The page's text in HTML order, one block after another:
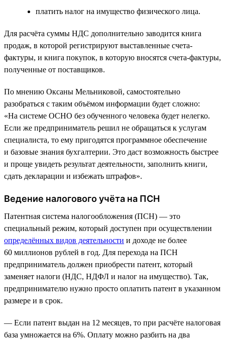
платить налог на имущество физического лица.
Для расчёта суммы НДС дополнительно заводится книга
продаж, в которой регистрируют выставленные счета-
фактуры, и книга покупок, в которую вносятся счета-фактуры,
полученные от поставщиков.
По мнению Оксаны Мельниковой, самостоятельно
разобраться с таким объёмом информации будет сложно:
«На системе ОСНО без обученного человека будет нелегко.
Если же предприниматель решил не обращаться к услугам
специалиста, то ему пригодятся программное обеспечение
и базовые знания бухгалтерии. Это даст возможность быстрее
и проще увидеть результат деятельности, заполнить книги,
сдать декларации и избежать штрафов».
Ведение налогового учёта на ПСН
Патентная система налогообложения (ПСН) — это
специальный режим, который доступен при осуществлении
определённых видов деятельности и доходе не более
60 миллионов рублей в год. Для перехода на ПСН
предприниматель должен приобрести патент, который
заменяет налоги (НДС, НДФЛ и налог на имущество). Так,
предпринимателю нужно просто оплатить патент в указанном
размере и в срок.
— Если патент выдан на 12 месяцев, то при расчёте налоговая
база умножается на 6%. Оплату можно разбить на два